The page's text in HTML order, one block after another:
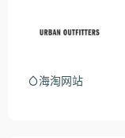
海淘网站